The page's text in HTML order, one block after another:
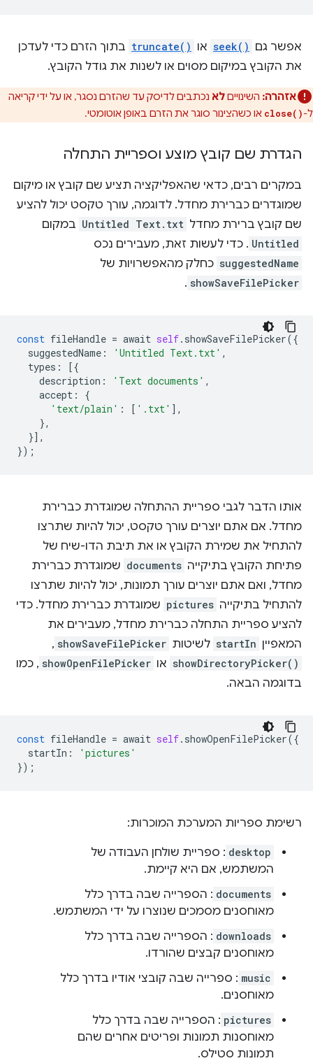
אפשר גם seek() או truncate() בתוך הזרם כדי לעדכן
את הקובץ במיקום מסוים או לשנות את גודל הקובץ.
אזהרה: השינוייםלא נכתבים לדיסק עד שהזרם נסגר, או על ידי קריאה
ל-close() או כשהצינור סוגר את הזרם באופן אוטומטי.
הגדרת שם קובץ מוצע וספריית התחלה
במקרים רבים, כדאי שהאפליקציה תציע שם קובץ או מיקום
שמוגדרים כברירת מחדל. לדוגמה, עורך טקסט יכול להציע
שם קובץ ברירת מחדל Untitled Text.txt במקום
Untitled . כדי לעשות זאת, מעבירים נכס
suggestedName כחלק מהאפשרויות של
showSaveFilePicker
.
const fileHandle = await self. showSaveFilePicker({
suggestedName : 'Untitled Text.txt' ,
types :
[{
description : 'Text documents' ,
accept :
{
'text/plain' : [ '.txt' ],
},
}],
});
אותו הדבר לגבי ספריית ההתחלה שמוגדרת כברירת
מחדל. אם אתם יוצרים עורך טקסט, יכול להיות שתרצו
להתחיל את שמירת הקובץ או את תיבת הדו-שיח של
פתיחת הקובץ בתיקייה documents שמוגדרת כברירת
מחדל, ואם אתם יוצרים עורך תמונות, יכול להיות שתרצו
להתחיל בתיקייה pictures שמוגדרת כברירת מחדל. כדי
להציע ספריית התחלה כברירת מחדל, מעבירים את
המאפיין startIn לשיטות showSaveFilePicker
,
showDirectoryPicker() או showOpenFilePicker , כמו
בדוגמה הבאה.
const fileHandle = await self. showOpenFilePicker({
startIn :
'pictures'
});
רשימת ספריות המערכת המוכרות:
desktop : ספריית שולחן העבודה של
המשתמש, אם היא קיימת.
documents : הספרייה שבה בדרך כלל
מאוחסנים מסמכים שנוצרו על ידי המשתמש.
downloads : הספרייה שבה בדרך כלל
מאוחסנים קבצים שהורדו.
music : ספרייה שבה קובצי אודיו בדרך כלל
מאוחסנים.
pictures : הספרייה שבה בדרך כלל
מאוחסנות תמונות ופריטים אחרים שהם
תמונות סטילס.